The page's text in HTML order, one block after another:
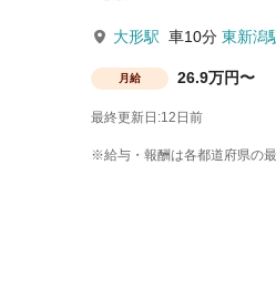
大形駅 車10分 東新潟
月給 26.9万円〜
最終更新日:12日前
※給与・報酬は各都道府県の